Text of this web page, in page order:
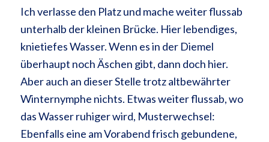
Ich verlasse den Platz und mache weiter flussab
unterhalb der kleinen Brücke. Hier lebendiges,
knietiefes Wasser. Wenn es in der Diemel
überhaupt noch Äschen gibt, dann doch hier.
Aber auch an dieser Stelle trotz altbewährter
Winternymphe nichts. Etwas weiter flussab, wo
das Wasser ruhiger wird, Musterwechsel:
Ebenfalls eine am Vorabend frisch gebundene,